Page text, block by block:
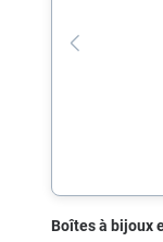
Boîtes à bijoux